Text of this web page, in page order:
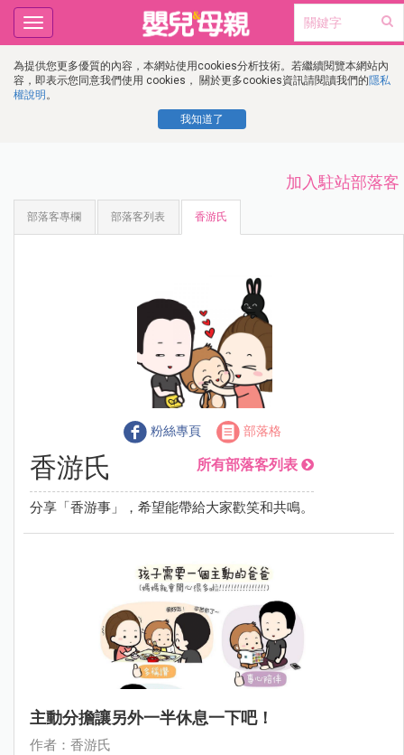
為提供您更多優質的內容，本網站使用cookies分析技術。若繼續閱覽本網站內
容，即表示您同意我們使用 cookies， 關於更多cookies資訊請閱讀我們的隱私
權說明 。
我知道了
Toggle
navigation
加入駐站部落客
部落客專欄 部落客列表 香游氏
粉絲專頁 部落格
香游氏 所有部落客列表
分享「香游事」，希望能帶給大家歡笑和共鳴。
主動分擔讓另外一半休息一下吧！
作者：香游氏